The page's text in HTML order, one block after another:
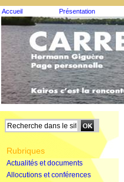
Accueil Présentation
Rubriques
Actualités et documents
Allocutions et conférences